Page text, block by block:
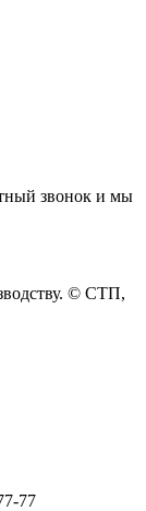
звонок и мы
© СТП,
77